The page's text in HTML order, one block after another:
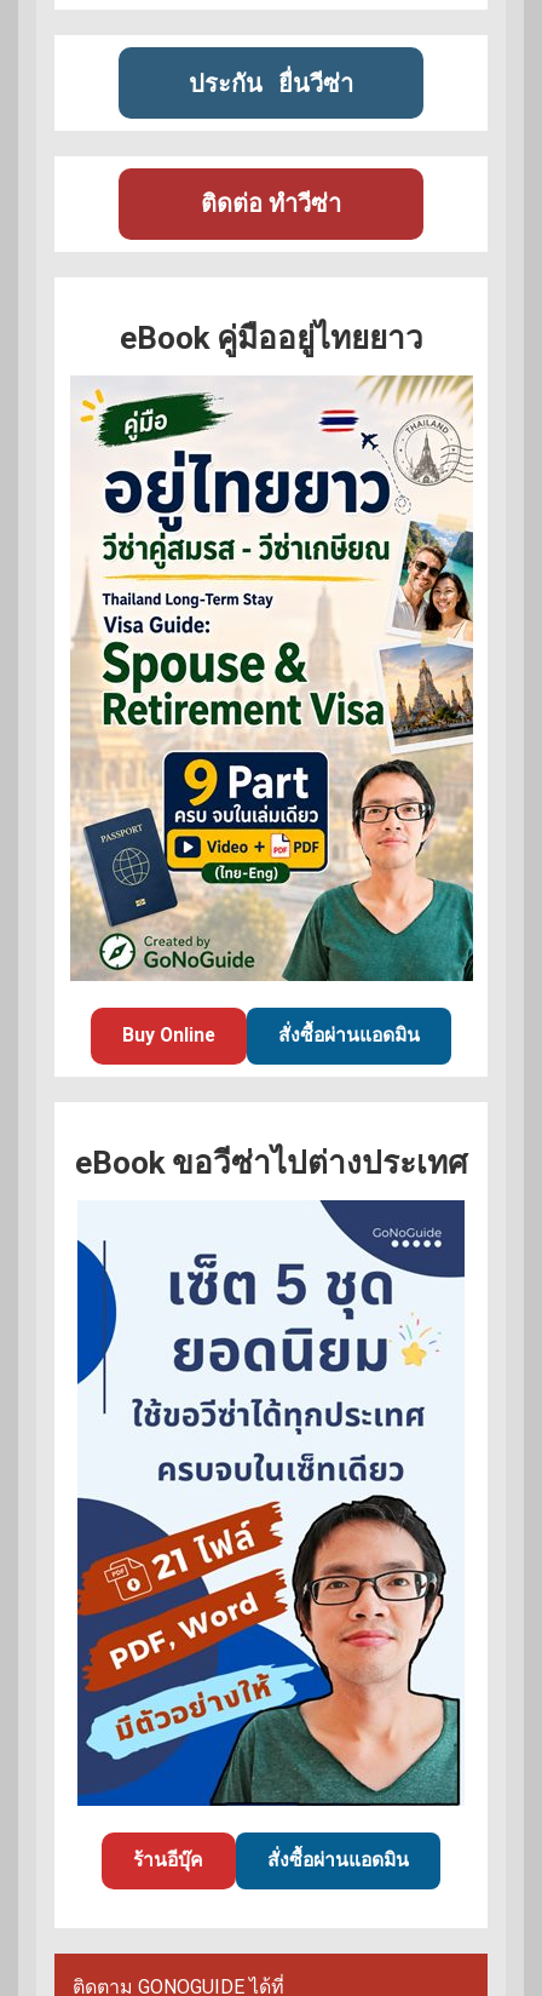
ประกัน ยื่นวีซ่า
ติดต่อ ทำวีซ่า
eBook คู่มืออยู่ไทยยาว
Buy Online สั่งซื้อผ่านแอดมิน
eBook ขอวีซ่าไปต่างประเทศ
ร้านอีบุ๊ค สั่งซื้อผ่านแอดมิน
ติดตาม GONOGUIDE ได้ที่